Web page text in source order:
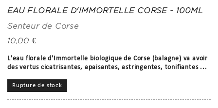
EAU FLORALE D'IMMORTELLE CORSE - 100ML
Senteur de Corse
10,00 €
L'eau florale d'Immortelle biologique de Corse (balagne) va avoir
des vertus cicatrisantes, apaisantes, astringentes, tonifiantes ...
Rupture de stock